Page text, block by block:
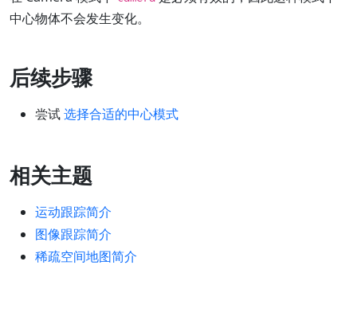
中心物体不会发生变化。
后续步骤
尝试选择合适的中心模式
相关主题
运动跟踪简介
图像跟踪简介
稀疏空间地图简介